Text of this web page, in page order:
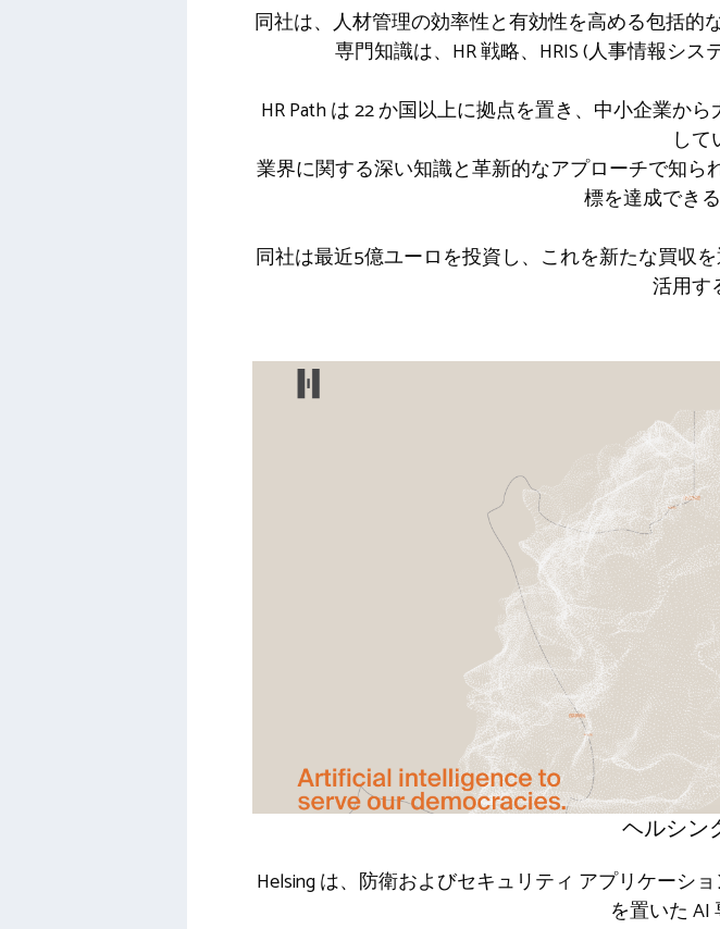
同社は、人材管理の効率性と有効性を高める包括的
専門知識は、HR 戦略、HRIS (人事情報シ
HR Path は 22 か国以上に拠点を置き、中小企業か
して
業界に関する深い知識と革新的なアプローチで知ら
標を達成でき
同社は最近5億ユーロを投資し、これを新たな買収
活用す
ヘルシン
Helsing は、防衛およびセキュリティ アプリケーシ
を置いた AI